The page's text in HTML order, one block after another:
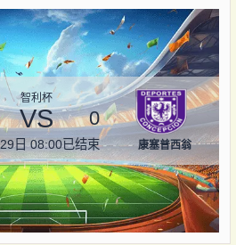
智利杯
VS 0
日 08:00已结束 康塞普西翁